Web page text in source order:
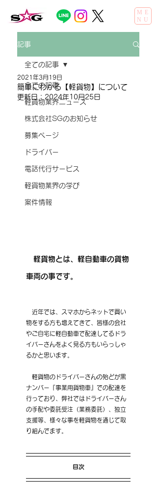
ME
NU
記事
全ての記事
軽貨物業界ニュース
株式会社SGのお知らせ
募集ページ
ドライバー
電話代行サービス
軽貨物業界の学び
案件情報
全ての記事
簡単にわかる【軽貨物】について
2021年3月19日
更新日： 2024年10月25日
軽貨物とは、軽自動車の貨物
車両の事です。
近年では、スマホからネットで買い
物をする方も増えてきて、皆様の会社
やご自宅に軽自動車で配達してるドラ
イバーさんをよく見る方もいらっしゃ
るかと思います。
軽貨物のドライバーさんの殆どが黒
ナンバー『事業用貨物車』での配達を
行っており、弊社ではドライバーさん
の手配や委託受注（業務委託）、独立
支援等、様々な事を軽貨物を通じて取
り組んでます。
目次